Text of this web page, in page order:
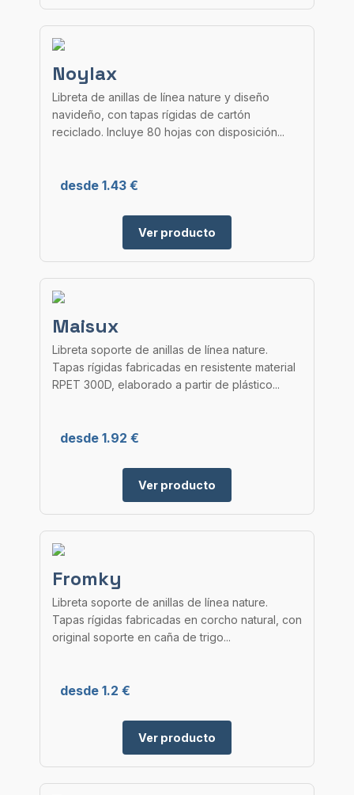
Noylax
Libreta de anillas de línea nature y diseño
navideño, con tapas rígidas de cartón
reciclado. Incluye 80 hojas con disposición...
desde 1.43 €
Ver producto
Maisux
Libreta soporte de anillas de línea nature.
Tapas rígidas fabricadas en resistente material
RPET 300D, elaborado a partir de plástico...
desde 1.92 €
Ver producto
Fromky
Libreta soporte de anillas de línea nature.
Tapas rígidas fabricadas en corcho natural, con
original soporte en caña de trigo...
desde 1.2 €
Ver producto